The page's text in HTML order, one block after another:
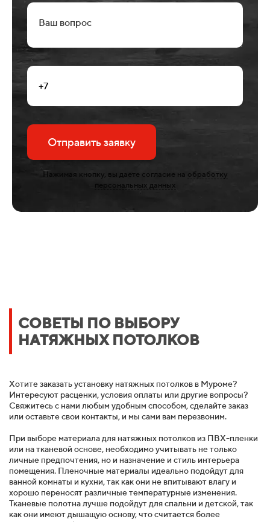
Отправить заявку
Нажимая кнопку, вы даете согласие на обработку
персональных данных
СОВЕТЫ ПО ВЫБОРУ
НАТЯЖНЫХ ПОТОЛКОВ
Хотите заказать установку натяжных потолков в Муроме?
Интересуют расценки, условия оплаты или другие вопросы?
Свяжитесь с нами любым удобным способом, сделайте заказ
или оставьте свои контакты, и мы сами вам перезвоним.
При выборе материала для натяжных потолков из ПВХ-пленки
или на тканевой основе, необходимо учитывать не только
личные предпочтения, но и назначение и стиль интерьера
помещения. Пленочные материалы идеально подойдут для
ванной комнаты и кухни, так как они не впитывают влагу и
хорошо переносят различные температурные изменения.
Тканевые полотна лучше подойдут для спальни и детской, так
как они имеют дышащую основу, что считается более